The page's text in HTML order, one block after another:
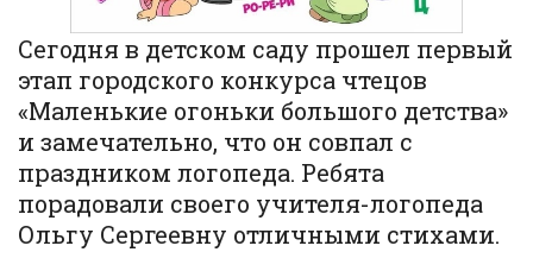
Сегодня в детском саду прошел первый
этап городского конкурса чтецов
«Маленькие огоньки большого детства»
и замечательно, что он совпал с
праздником логопеда. Ребята
порадовали своего учителя-логопеда
Ольгу Сергеевну отличными стихами.